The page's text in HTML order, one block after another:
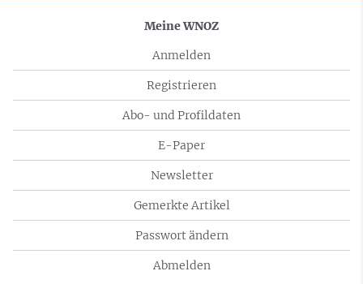
Meine WNOZ
Anmelden
Registrieren
Abo- und Profildaten
E-Paper
Newsletter
Gemerkte Artikel
Passwort ändern
Abmelden